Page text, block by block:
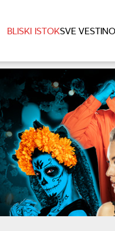
BLISKI ISTOKSVE VESTI